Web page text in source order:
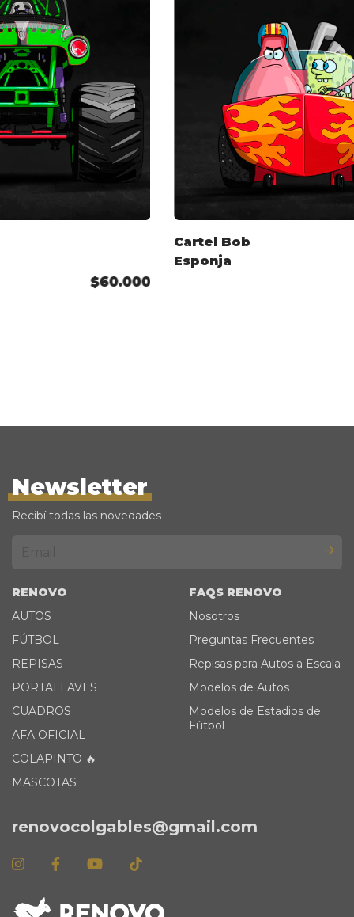
$60.000
Cartel Bob
Esponja
Newsletter
Recibí todas las novedades
RENOVO
AUTOS
FÚTBOL
REPISAS
PORTALLAVES
CUADROS
AFA OFICIAL
COLAPINTO 🔥
MASCOTAS
FAQS RENOVO
Nosotros
Preguntas Frecuentes
Repisas para Autos a Escala
Modelos de Autos
Modelos de Estadios de
Fútbol
renovocolgables@gmail.com